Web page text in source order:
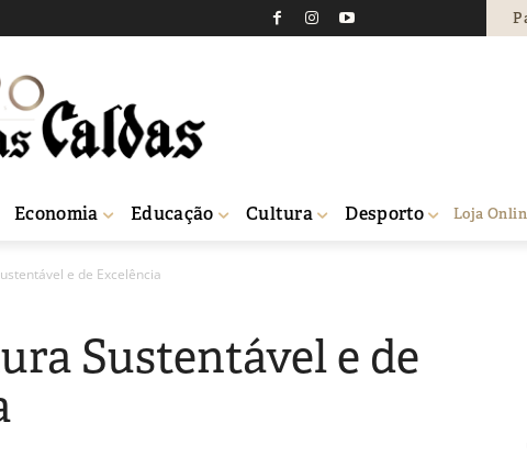
Economia Educação Cultura Desporto Loja
e de Excelência
Sustentável e de